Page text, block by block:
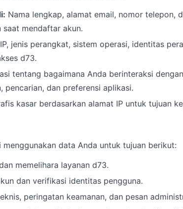
Nama lengkap, alamat email, nomor telepon,
saat mendaftar akun.
jenis perangkat, sistem operasi, identitas
d73.
tentang bagaimana Anda berinteraksi
pencarian, dan preferensi aplikasi.
kasar berdasarkan alamat IP untuk tujuan
menggunakan data Anda untuk tujuan berikut:
memelihara layanan d73.
dan verifikasi identitas pengguna.
peringatan keamanan, dan pesan